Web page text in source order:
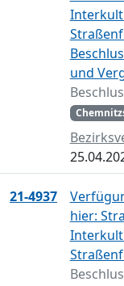
und
21-4937
hier: